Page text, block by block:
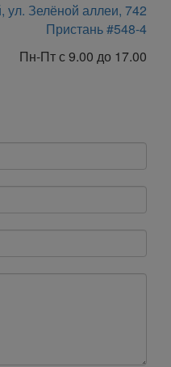
ул. Зелёной аллеи, 742
Пристань #548-4
Пн-Пт с 9.00 до 17.00